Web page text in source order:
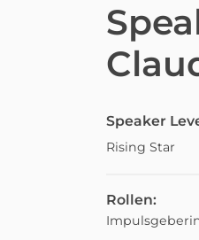
Speaker
Rising Star
Rollen: